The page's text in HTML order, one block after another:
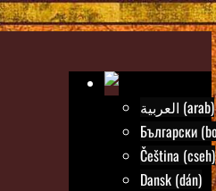
العربية (arab)
Български
Čeština (cseh)
Dansk (dán)